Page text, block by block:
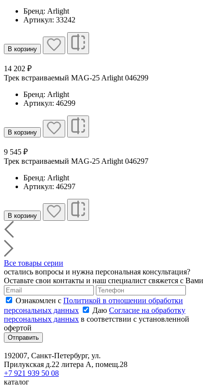
Бренд: Arlight
Артикул: 33242
В корзину
14 202 ₽
Трек встраиваемый MAG-25 Arlight 046299
Бренд: Arlight
Артикул: 46299
В корзину
9 545 ₽
Трек встраиваемый MAG-25 Arlight 046297
Бренд: Arlight
Артикул: 46297
В корзину
Все товары серии
остались вопросы и нужна персональная консультация?
Оставьте свои контакты и наш специалист свяжется с Вами
Ознакомлен с Политикой в отношении обработки
персональных данных
Даю Согласие на обработку
персональных данных в соответствии с установленной
офертой
Отправить
192007, Санкт-Петербург, ул.
Прилукская д.22 литера А, помещ.28
+7 921 939 50 08
каталог